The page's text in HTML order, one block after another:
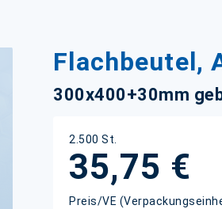
Flachbeutel,
300x400+30mm
2.500 St.
35,75 €
Preis/VE